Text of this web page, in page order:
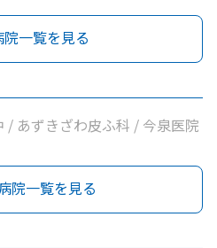
療法人よしえクリニック / 西
ニック / 大橋クリニック /
/ 杉林内科クリニック / 北浜
直部クリニック / 今泉医院 /
/ 日本経済新聞社大阪本社診
一覧を見る
/ あずきざわ皮ふ科 / 今泉医院
院一覧を見る